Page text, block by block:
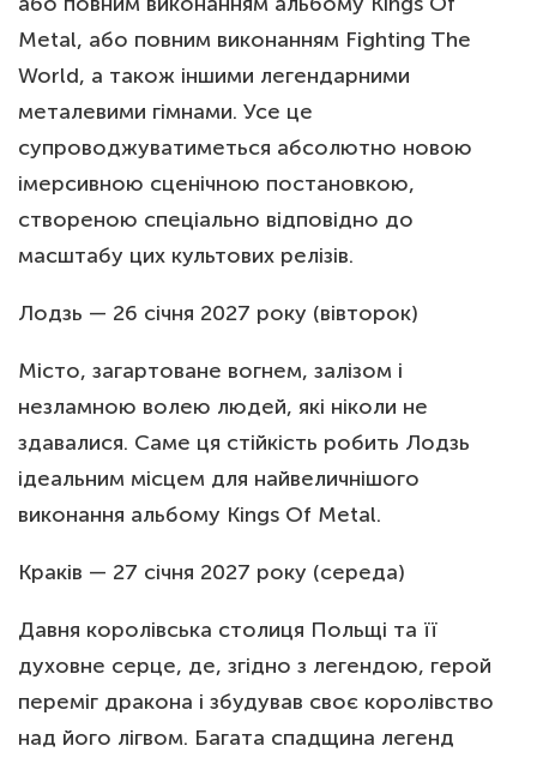
Metal, або повним виконанням Fighting The
World, а також іншими легендарними
металевими гімнами. Усе це
супроводжуватиметься абсолютно новою
імерсивною сценічною постановкою,
створеною спеціально відповідно до
масштабу цих культових релізів.
Лодзь — 26 січня 2027 року (вівторок)
Місто, загартоване вогнем, залізом і
незламною волею людей, які ніколи не
здавалися. Саме ця стійкість робить Лодзь
ідеальним місцем для найвеличнішого
виконання альбому Kings Of Metal.
Краків — 27 січня 2027 року (середа)
Давня королівська столиця Польщі та її
духовне серце, де, згідно з легендою, герой
переміг дракона і збудував своє королівство
над його лігвом. Багата спадщина легенд